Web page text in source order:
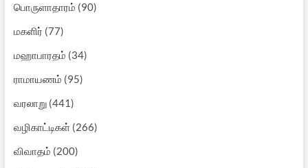
பொருளாதாரம் (90)
மகளிர் (77)
மஹாபாரதம் (34)
ராமாயணம் (95)
வரலாறு(441)
வழிகாட்டிகள்(266)
விவாதம் (200)